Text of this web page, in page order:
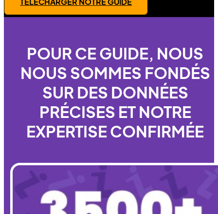
POUR CE GUIDE, NOUS
NOUS SOMMES FONDÉS
SUR DES DONNÉES
PRÉCISES ET NOTRE
EXPERTISE CONFIRMÉE